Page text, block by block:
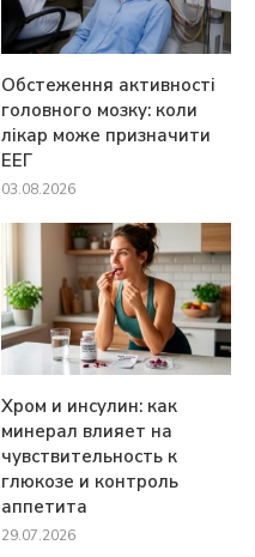
Обстеження активності
головного мозку: коли
лікар може призначити
ЕЕГ
03.08.2026
Хром и инсулин: как
минерал влияет на
чувствительность к
глюкозе и контроль
аппетита
29.07.2026